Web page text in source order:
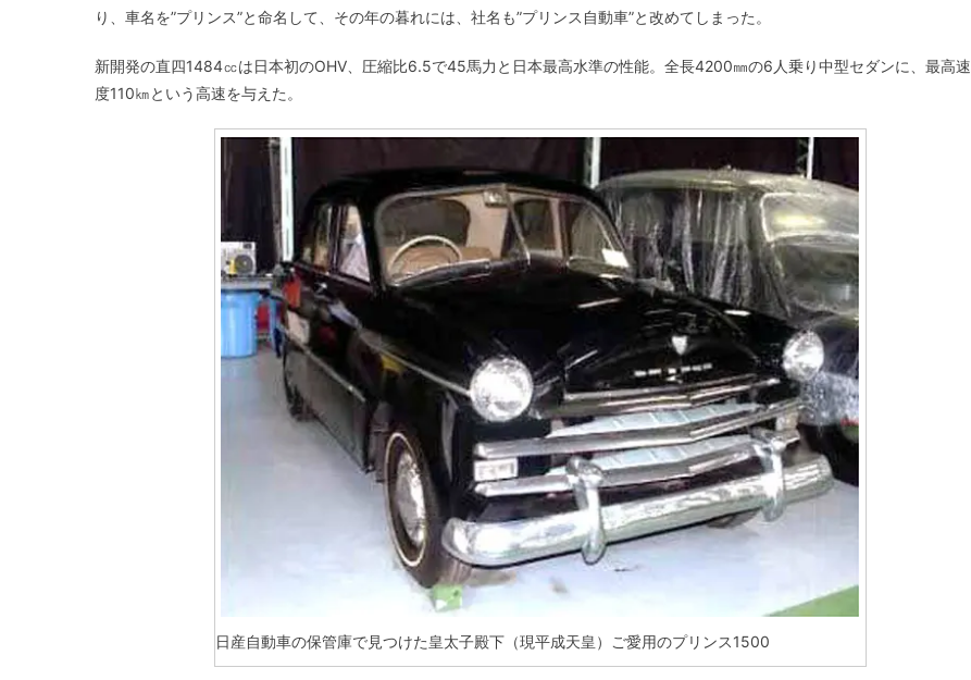
り、車名を”プリンス”と命名して、その年の暮れには、社名も”プリンス自動車”と改めてしまった。
新開発の直四1484㏄は日本初のOHV、圧縮比6.5で45馬力と日本最高水準の性能。全長4200㎜の6人乗り中型セダンに、最高速
度110㎞という高速を与えた。
日産自動車の保管庫で見つけた皇太子殿下（現平成天皇）ご愛用のプリンス1500